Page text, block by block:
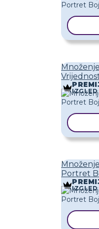
IZGLED
Portret
IZGLED